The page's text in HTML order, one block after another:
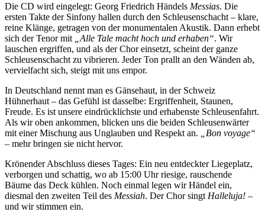
Die CD wird eingelegt: Georg Friedrich Händels Messias. Die
ersten Takte der Sinfony hallen durch den Schleusenschacht – klare,
reine Klänge, getragen von der monumentalen Akustik. Dann erhebt
sich der Tenor mit
„Alle Tale macht hoch und erhaben“. Wir
lauschen ergriffen, und als der Chor einsetzt, scheint der ganze
Schleusenschacht zu vibrieren. Jeder Ton prallt an den Wänden ab,
vervielfacht sich, steigt mit uns empor.
In Deutschland nennt man es Gänsehaut, in der Schweiz
Hühnerhaut – das Gefühl ist dasselbe: Ergriffenheit, Staunen,
Freude. Es ist unsere eindrücklichste und erhabenste Schleusenfahrt.
Als wir oben ankommen, blicken uns die beiden Schleusenwärter
mit einer Mischung aus Unglauben und Respekt an.
„Bon voyage“
– mehr bringen sie nicht hervor.
Krönender Abschluss dieses Tages: Ein neu entdeckter Liegeplatz,
verborgen und schattig, wo ab 15:00 Uhr riesige, rauschende
Bäume das Deck kühlen. Noch einmal legen wir Händel ein,
diesmal den zweiten Teil des Messiah. Der Chor singt Halleluja! –
und wir stimmen ein.